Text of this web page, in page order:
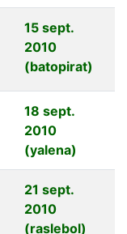
15 sept.
2010
(batopirat)
18 sept.
2010
(yalena)
21 sept.
2010
(raslebol)